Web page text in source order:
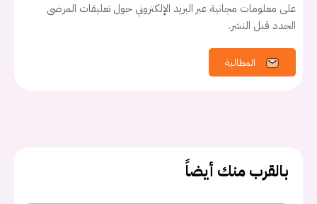
على معلومات مجانية عبر البريد الإلكتروني حول تعليقات المرضى
الجدد قبل النشر.
المطالبة
بالقرب منك أيضاً